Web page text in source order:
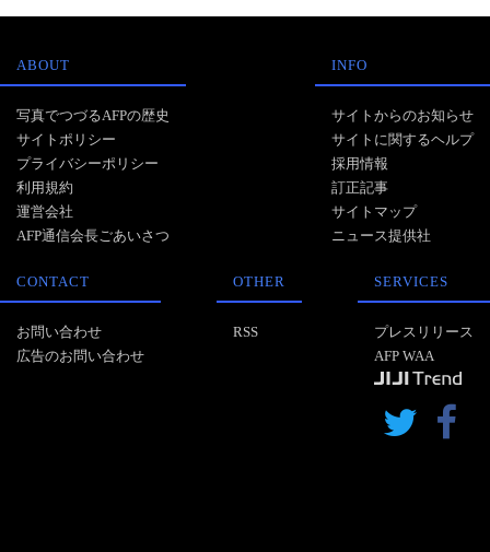
ABOUT
写真でつづるAFPの歴史
サイトポリシー
プライバシーポリシー
利用規約
運営会社
AFP通信会長ごあいさつ
INFO
サイトからのお知らせ
サイトに関するヘルプ
採用情報
訂正記事
サイトマップ
ニュース提供社
CONTACT
お問い合わせ
広告のお問い合わせ
OTHER
RSS
SERVICES
プレスリリース
AFP WAA